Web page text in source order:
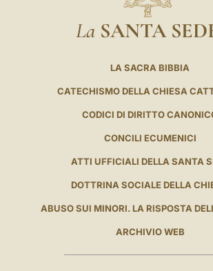
La SANTA
LA SACRA BIBBIA
CATECHISMO DELLA CHIESA
CODICI DI DIRITTO
CONCILI ECUMENICI
ATTI UFFICIALI DELLA SANTA
DOTTRINA SOCIALE DELLA
ABUSO SUI MINORI. LA RISPOSTA
ARCHIVIO WEB